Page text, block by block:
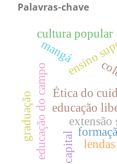
Palavras-chave
extensão
educação
Ética do
educação do campo
ensino
capital
graduação
mangá
cultura popular
lendas